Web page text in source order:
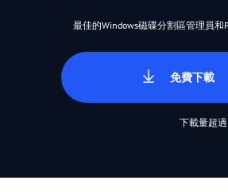
最佳的Windows磁碟分割區管理員和
免費下載
下載量超